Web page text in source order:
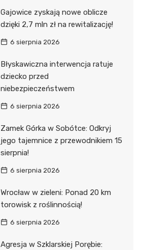
Gajowice zyskają nowe oblicze
dzięki 2,7 mln zł na rewitalizację!
6 sierpnia 2026
Błyskawiczna interwencja ratuje
dziecko przed
niebezpieczeństwem
6 sierpnia 2026
Zamek Górka w Sobótce: Odkryj
jego tajemnice z przewodnikiem 15
sierpnia!
6 sierpnia 2026
Wrocław w zieleni: Ponad 20 km
torowisk z roślinnością!
6 sierpnia 2026
Agresja w Szklarskiej Porębie: